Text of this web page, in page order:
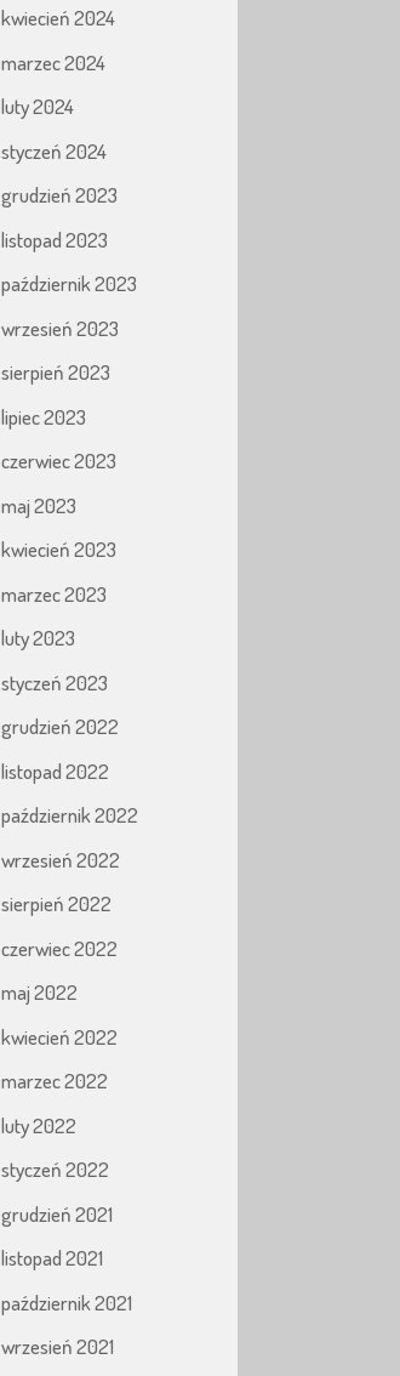
kwiecień 2024
marzec 2024
luty 2024
styczeń 2024
grudzień 2023
listopad 2023
październik 2023
wrzesień 2023
sierpień 2023
lipiec 2023
czerwiec 2023
maj 2023
kwiecień 2023
marzec 2023
luty 2023
styczeń 2023
grudzień 2022
listopad 2022
październik 2022
wrzesień 2022
sierpień 2022
czerwiec 2022
maj 2022
kwiecień 2022
marzec 2022
luty 2022
styczeń 2022
grudzień 2021
listopad 2021
październik 2021
wrzesień 2021